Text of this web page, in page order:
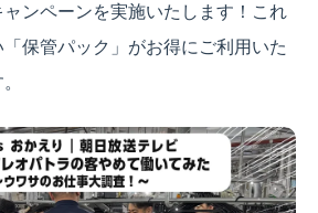
ンペーンを実施いたします！これ
保管パック」がお得にご利用いた